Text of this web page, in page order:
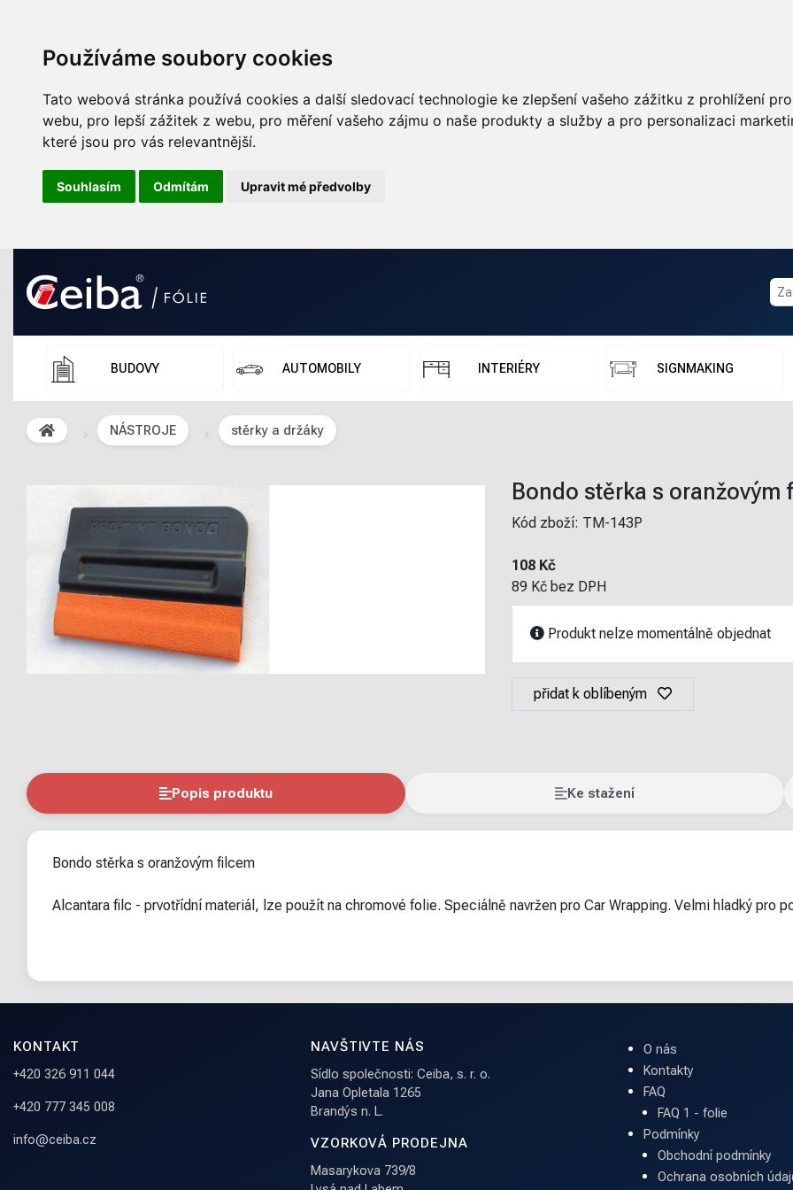
Používáme soubory cookies
Tato webová stránka používá cookies a další sledovací technologie ke zlepšení vašeho zážitku z prohlížení
webu, pro lepší zážitek z webu, pro měření vašeho zájmu o naše produkty a služby a pro personalizaci
které jsou pro vás relevantnější.
Souhlasím Odmítám Upravit mé předvolby
BUDOVY AUTOMOBILY INTERIÉRY SIGNMAKING
NÁSTROJE stěrky a držáky
Bondo stěrka s oranžovým
Kód zboží: TM-143P
108 Kč
89 Kč bez DPH
Produkt nelze momentálně objednat
přidat k oblíbeným
Popis produktu Ke stažení
Bondo stěrka s oranžovým filcem
Alcantara filc - prvotřídní materiál, lze použít na chromové folie. Speciálně navržen pro Car Wrapping. Velmi hladký pro
KONTAKT
+420 326 911 044
+420 777 345 008
info@ceiba.cz
NAVŠTIVTE NÁS
Sídlo společnosti: Ceiba, s. r. o.
Jana Opletala 1265
Brandýs n. L.
VZORKOVÁ PRODEJNA
Masarykova 739/8
O nás
Kontakty
FAQ
FAQ 1 - folie
Podmínky
Obchodní podmínky
Ochrana osobních